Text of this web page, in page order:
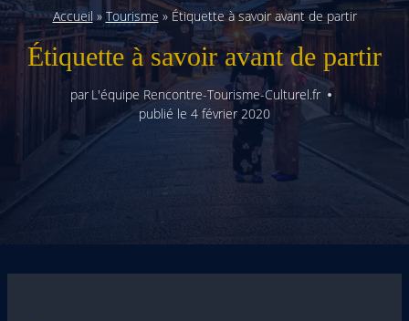
Accueil » Tourisme » Étiquette à savoir avant de partir
Étiquette à savoir avant de partir
par L'équipe Rencontre-Tourisme-Culturel.fr
publié le 4 février 2020